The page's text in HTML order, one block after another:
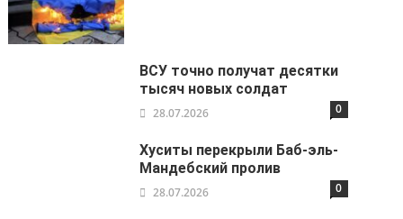
ВСУ точно получат десятки
тысяч новых солдат
28.07.2026 0
Хуситы перекрыли Баб-эль-
Мандебский пролив
28.07.2026 0